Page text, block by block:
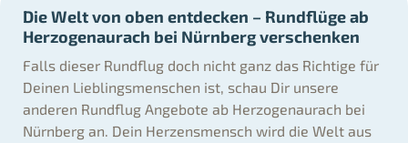
Die Welt von oben entdecken – Rundflüge ab
Herzogenaurach bei Nürnberg verschenken
Falls dieser Rundflug doch nicht ganz das Richtige für
Deinen Lieblingsmenschen ist, schau Dir unsere
anderen Rundflug Angebote ab Herzogenaurach bei
Nürnberg an. Dein Herzensmensch wird die Welt aus